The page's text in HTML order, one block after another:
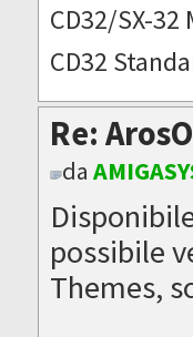
CD32/SX-32
CD32
Re:
da
possibile
Themes,